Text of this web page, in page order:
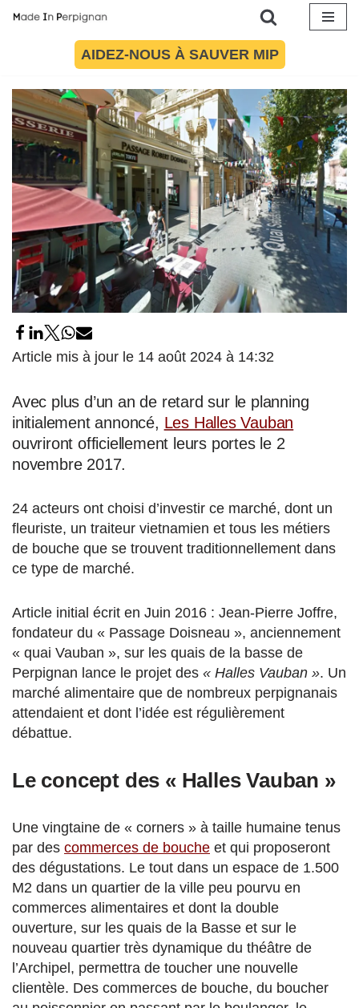
AIDEZ-NOUS À SAUVER MIP
Les halles de Perpignan : vous en
avez rêvé le Passage Doisneau le fait
parMaïté Torres Société
Article mis à jour le 14 août 2024 à 14:32
Avec plus d’un an de retard sur le planning
initialement annoncé, Les Halles Vauban
ouvriront officiellement leurs portes le 2
novembre 2017.
24 acteurs ont choisi d’investir ce marché, dont un
fleuriste, un traiteur vietnamien et tous les métiers
de bouche que se trouvent traditionnellement dans
ce type de marché.
Article initial écrit en Juin 2016 : Jean-Pierre Joffre,
fondateur du « Passage Doisneau », anciennement
« quai Vauban », sur les quais de la basse de
Perpignan lance le projet des « Halles Vauban ». Un
marché alimentaire que de nombreux perpignanais
attendaient et dont l’idée est régulièrement
débattue.
Le concept des « Halles Vauban »
Une vingtaine de « corners » à taille humaine tenus
par des commerces de bouche et qui proposeront
des dégustations. Le tout dans un espace de 1.500
M2 dans un quartier de la ville peu pourvu en
commerces alimentaires et dont la double
ouverture, sur les quais de la Basse et sur le
nouveau quartier très dynamique du théâtre de
l’Archipel, permettra de toucher une nouvelle
clientèle. Des commerces de bouche, du boucher